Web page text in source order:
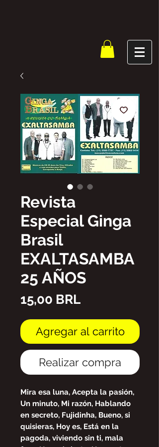
Revista
Especial Ginga
Brasil
EXALTASAMBA
25 AÑOS
15,00 BRLPrecio
Agregar al carrito
Realizar compra
Mira esa luna, Acepta la pasión,
Un minuto, Mi razón, Hablando
en secreto, Fujidinha, Bueno, si
quisieras, Hoy es, Está en la
pagoda, viviendo sin ti, mala